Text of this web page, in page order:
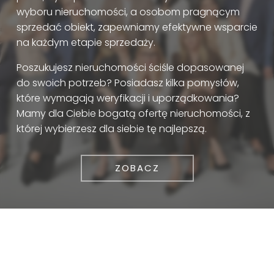
wyboru nieruchomości, a osobom pragnącym
sprzedać obiekt, zapewniamy efektywne wsparcie
na każdym etapie sprzedaży.
Poszukujesz nieruchomości ściśle dopasowanej
do swoich potrzeb? Posiadasz kilka pomysłów,
które wymagają weryfikacji i uporządkowania?
Mamy dla Ciebie bogatą ofertę nieruchomości, z
której wybierzesz dla siebie tę najlepszą.
ZOBACZ